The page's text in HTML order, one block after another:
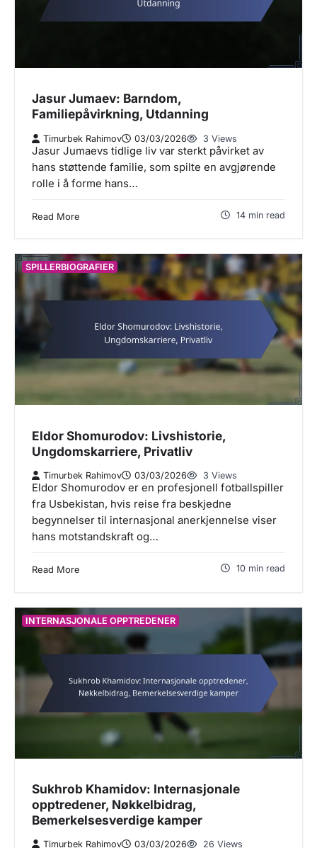
Jasur Jumaev: Barndom,
Familiepåvirkning, Utdanning
Timurbek Rahimov 03/03/2026 3 Views
Jasur Jumaevs tidlige liv var sterkt påvirket av
hans støttende familie, som spilte en avgjørende
rolle i å forme hans…
Read More 14 min read
SPILLERBIOGRAFIER
Eldor Shomurodov: Livshistorie,
Ungdomskarriere, Privatliv
Timurbek Rahimov 03/03/2026 3 Views
Eldor Shomurodov er en profesjonell fotballspiller
fra Usbekistan, hvis reise fra beskjedne
begynnelser til internasjonal anerkjennelse viser
hans motstandskraft og…
Read More 10 min read
INTERNASJONALE OPPTREDENER
Sukhrob Khamidov: Internasjonale
opptredener, Nøkkelbidrag,
Bemerkelsesverdige kamper
Timurbek Rahimov 03/03/2026 26 Views